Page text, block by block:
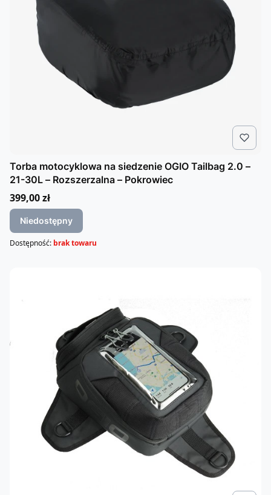
Torba motocyklowa na siedzenie OGIO Tailbag 2.0 –
21-30L – Rozszerzalna – Pokrowiec
Cena
399,00 zł
Niedostępny
Dostępność: brak towaru